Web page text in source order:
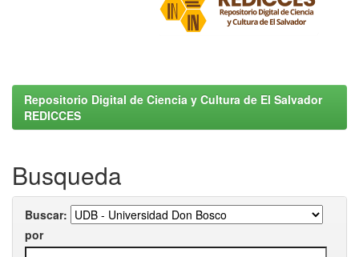
Repositorio Digital de Ciencia y Cultura de El Salvador
REDICCES
Busqueda
Buscar:
por